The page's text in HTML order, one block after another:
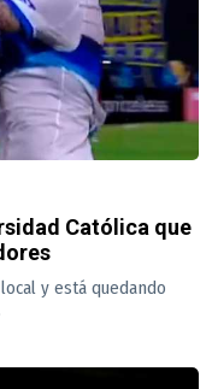
Católica que
y está quedando